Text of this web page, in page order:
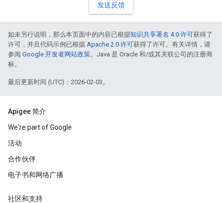
发送反馈
如未另行说明，那么本页面中的内容已根据知识共享署名 4.0 许可获得了
许可，并且代码示例已根据 Apache 2.0 许可获得了许可。有关详情，请
参阅 Google 开发者网站政策。Java 是 Oracle 和/或其关联公司的注册商
标。
最后更新时间 (UTC)：2026-02-03。
Apigee 简介
We're part of Google
活动
合作伙伴
电子书和网络广播
社区和支持